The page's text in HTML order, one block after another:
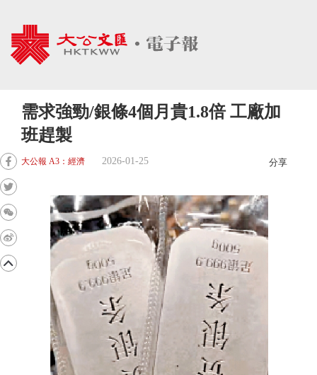
需求強勁/銀條4個月貴1.8倍 工廠加
班趕製
大公報 A3：經濟 2026-01-25 分享